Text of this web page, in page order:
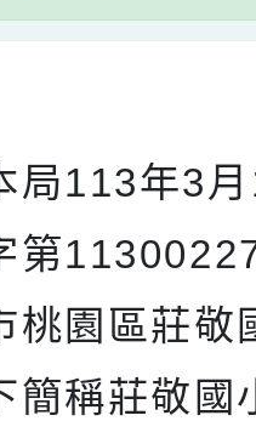
局113年3
第
桃園區莊敬
簡稱莊敬